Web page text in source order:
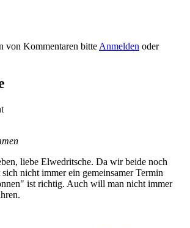
von Kommentaren bitte Anmelden oder
liebe Elwedritsche. Da wir beide noch
nicht immer ein gemeinsamer Termin
ist richtig. Auch will man nicht immer